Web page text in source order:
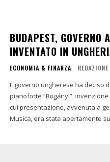
BUDAPEST, GOVERNO
INVENTATO IN
ECONOMIA & FINANZA REDAZIONE
Il governo ungherese ha deciso
pianoforte “Bogányi”,
cui presentazione, avvenuta a
Musica, era stata apertamente